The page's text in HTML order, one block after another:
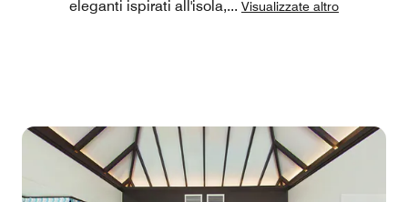
eleganti ispirati all'isola,... Visualizzate altro